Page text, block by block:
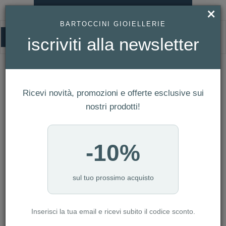
HOMEPAGE
OROLOGIO PHILIP WATCH - TALES DONNA REF. R8253422703
Ref. R8253422703
×
BARTOCCINI GIOIELLERIE
iscriviti alla newsletter
Ricevi novità, promozioni e offerte esclusive sui
nostri prodotti!
-10%
sul tuo prossimo acquisto
Inserisci la tua email e ricevi subito il codice sconto.
nel carrello di un altro utente!